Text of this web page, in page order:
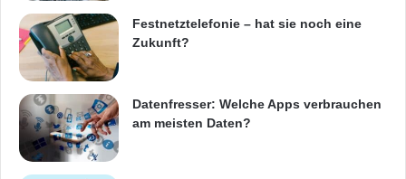
über Umwege“, erzählt Mitgründer Markus
Mellmann. Die Gründer arbeiteten zunächst an
einem Frage-Antwort-Spiel mit Bewertung der
Antworten durch die User fernab des Datings.
Im Laufe von mehreren Tests stellten sie fest,
dass das Spiel schnell Interesse und
W
e
b
e
m
e
Festnetztelefonie – hat sie noch eine
Zukunft?
Datenfresser: Welche Apps verbrauchen
am meisten Daten?